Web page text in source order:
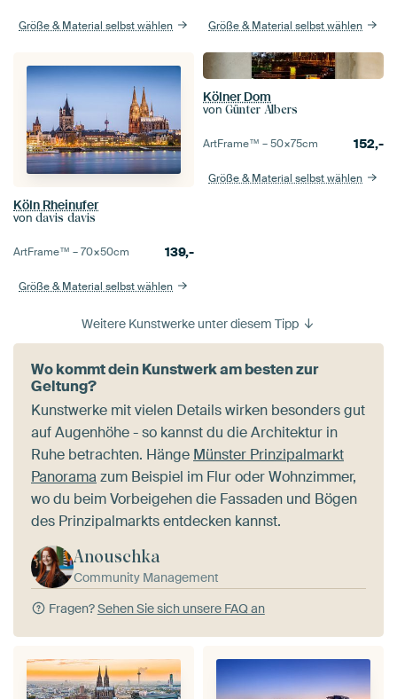
Größe & Material selbst wählen Größe & Material selbst wählen
Köln Rheinufer
von davis davis
ArtFrame™ –70×50cm 139,-
Größe & Material selbst wählen
Kölner Dom
von Günter Albers
ArtFrame™ –50×75cm 152,-
Größe & Material selbst wählen
Weitere Kunstwerke unter diesem Tipp
Wo kommt dein Kunstwerk am besten zur
Geltung?
Kunstwerke mit vielen Details wirken besonders gut
auf Augenhöhe - so kannst du die Architektur in
Ruhe betrachten. Hänge Münster Prinzipalmarkt
Panorama zum Beispiel im Flur oder Wohnzimmer,
wo du beim Vorbeigehen die Fassaden und Bögen
des Prinzipalmarkts entdecken kannst.
Anouschka
Community Management
Fragen?Sehen Sie sich unsere FAQ an